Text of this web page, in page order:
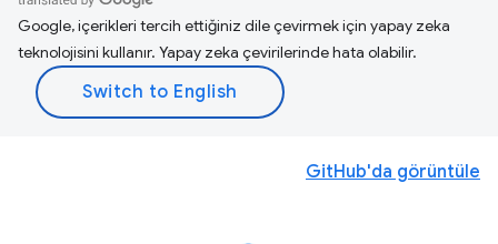
Google, içerikleri tercih ettiğiniz dile çevirmek için yapay zeka
teknolojisini kullanır. Yapay zeka çevirilerinde hata olabilir.
GitHub'da görüntüle